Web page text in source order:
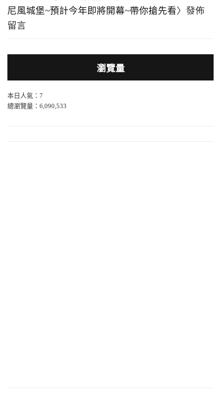
尼風城堡~預計今年即將開幕~帶你搶先看〉發佈
留言
瀏覽量
本日人氣：7
總瀏覽量：6,090,533